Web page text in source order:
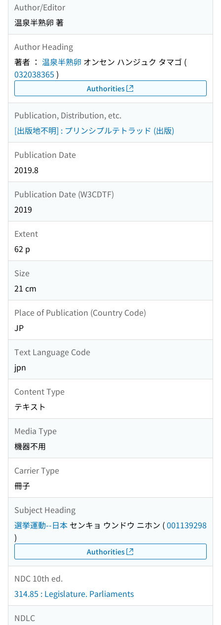
Author/Editor
温泉半熟卵 著
Author Heading
著者 ： 温泉半熟卵 オンセン ハンジュク タマゴ (
032038365 )
Authorities
Publication, Distribution, etc.
[出版地不明] : プリンシプルテトラッド (出版)
Publication Date
2019.8
Publication Date (W3CDTF)
2019
Extent
62 p
Size
21 cm
Place of Publication (Country Code)
JP
Text Language Code
jpn
Content Type
テキスト
Media Type
機器不用
Carrier Type
冊子
Subject Heading
選挙運動--日本 センキョ ウンドウ ニホン (001139298
)
Authorities
NDC 10th ed.
314.85 : Legislature. Parliaments
NDLC